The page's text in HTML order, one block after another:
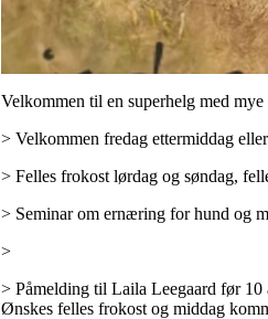
Velkommen til en superhelg med
> Velkommen fredag ettermiddag
> Felles frokost lørdag og søndag,
> Seminar om ernæring for hund og
>
> Påmelding til Laila Leegaard før 10
Ønskes felles frokost og middag